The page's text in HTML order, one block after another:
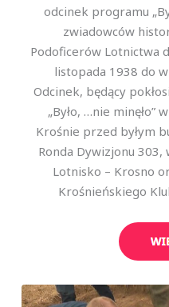
odcinek programu
zwiadowców
Podoficerów Lotnictwa
listopada 1938 do
Odcinek, będący
„Było, …nie minęło”
Krośnie przed byłym
Ronda Dywizjonu
Lotnisko – Krosno
Krośnieńskiego